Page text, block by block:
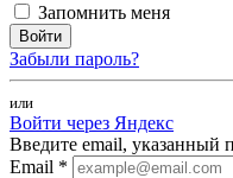
Запомнить меня
Войти
Забыли пароль?
или
Войти через Яндекс
Введите email, указанный
Email *